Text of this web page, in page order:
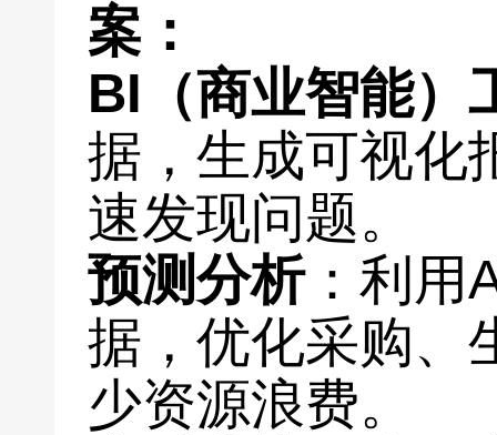
案：
BI（商业智能）
据，生成可视化
速发现问题。
预测分析：利用
据，优化采购、
少资源浪费。